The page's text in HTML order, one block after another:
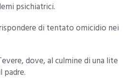
psichiatrici.
di tentato omicidio nei
dove, al culmine di una lite